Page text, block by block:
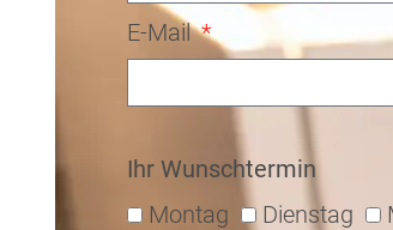
E-Mail
Ihr Wunschtermin
Montag
Dienstag